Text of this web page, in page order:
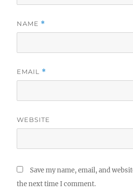
NAME *
EMAIL *
WEBSITE
Save my name, email, and
the next time I comment.